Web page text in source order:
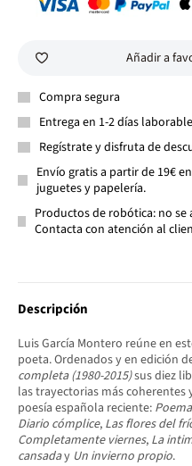
Añadir a
Compra segura
Entrega en 1-2 días
Regístrate y disfruta de
Envío gratis a partir de 19€
juguetes y papelería.
Productos de robótica: no
Contacta con atención al
Descripción
Luis García Montero reúne en
poeta. Ordenados y en edición
completa (1980-2015)sus diez
las trayectorias más
poesía española reciente:
Diario cómplice, Las flores del
Completamente viernes, La
cansaday Un invierno propio.